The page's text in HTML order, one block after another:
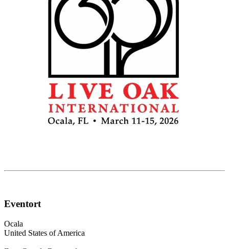
Eventort
Ocala
United States of America